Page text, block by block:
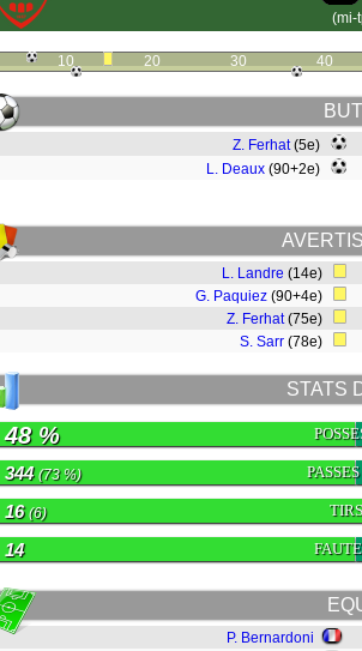
(mi-
10 20 30 40
Z. Ferhat(5e)
L. Deaux (90+2e)
L. Landre (14e)
G. Paquiez (90+4e)
Z. Ferhat(75e)
S. Sarr (78e)
STATS
48 %
PASSES
344 (73 %)
16(6)
14
P. Bernardoni